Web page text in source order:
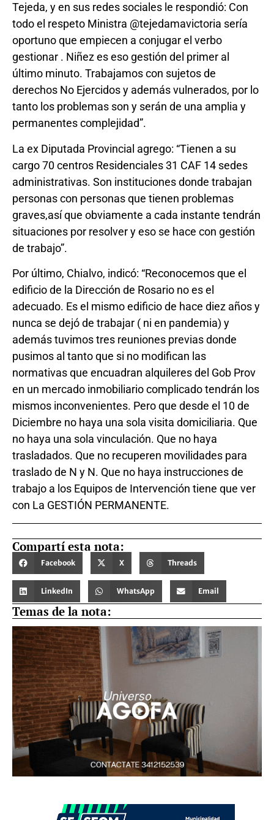
Tejeda, y en sus redes sociales le respondió: Con
todo el respeto Ministra @tejedamavictoria sería
oportuno que empiecen a conjugar el verbo
gestionar . Niñez es eso gestión del primer al
último minuto. Trabajamos con sujetos de
derechos No Ejercidos y además vulnerados, por lo
tanto los problemas son y serán de una amplia y
permanentes complejidad”.
La ex Diputada Provincial agrego: “Tienen a su
cargo 70 centros Residenciales 31 CAF 14 sedes
administrativas. Son instituciones donde trabajan
personas con personas que tienen problemas
graves,así que obviamente a cada instante tendrán
situaciones por resolver y eso se hace con gestión
de trabajo”.
Por último, Chialvo, indicó: “Reconocemos que el
edificio de la Dirección de Rosario no es el
adecuado. Es el mismo edificio de hace diez años y
nunca se dejó de trabajar ( ni en pandemia) y
además tuvimos tres reuniones previas donde
pusimos al tanto que si no modifican las
normativas que encuadran alquileres del Gob Prov
en un mercado inmobiliario complicado tendrán los
mismos inconvenientes. Pero que desde el 10 de
Diciembre no haya una sola visita domiciliaria. Que
no haya una sola vinculación. Que no haya
trasladados. Que no recuperen movilidades para
traslado de N y N. Que no haya instrucciones de
trabajo a los Equipos de Intervención tiene que ver
con La GESTIÓN PERMANENTE.
Compartí esta nota:
Facebook X Threads
LinkedIn WhatsApp Email
Temas de la nota: